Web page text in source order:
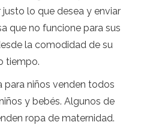
lo que desea y enviar
que no funcione para sus
la comodidad de su
tiempo.
para niños venden todos
y bebés. Algunos de
ropa de maternidad.